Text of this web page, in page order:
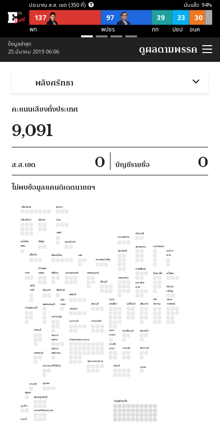
ประมาณ ส.ส. เขต (350 ที่)
137 97 39 33 30
พท พปชร ภท ปชป อนค
ประมาณ ส.ส. บัญชีรายชื่อ (150 ที่)
57 38
ประมาณ ส.ส. พึงมี (500 ที่)
253
นับแล้ว 94%
ข้อมูลล่าสุด
25 มีนาคม 2019 06:06
ดูผลตามพรรค
พลังศรัทธา
คะแนนเสียงทั้งประเทศ
9,091
ส.ส.เขต 0 บัญชีรายชื่อ 0
ไม่พบข้อมูลแคนดิเดตนายกฯ
กรุงเทพมหานคร
ฉะเชิง
เทรา
ชลบุรี
ระยอง จันทบุรี
สระแก้ว
ปราจีนบุรี
ตราด
สมุทร
สาคร
สมุทร
สงคราม
ราชบุรี
กาญจนบุรี
เพชรบุรี
ประจวบคีรีขันธ์
ชุมพร
สุราษฎร์ธานี
นครศรีธรรมราช
กระบี่
พังงา
ภูเก็ต
ระนอง
นครปฐม
สุพรรณบุรี
อยุธยา
อ่าง
ทอง
สิงห์บุรี
นครสวรรค์
พิจิตร เพชรบูรณ์
กำแพง
เพชร
ตาก
สุโขทัย
ลำปาง
พะเยา
ลำพูน
พิษณุโลก
อุตรดิตถ์
แพร่
น่าน
เลย
หนองบัวลำภู
อุดรธานี
สกลนคร นครพนม
กาฬสินธุ์
มุกดา
หาร
หนองคาย
บึงกาฬ
แม่ฮ่อง
สอน
เชียงใหม่
เชียงราย
ชัยนาท
อุทัย
ธานี
สระบุรี
นคร
นายก
นคร
ราชสีมา
บุรีรัมย์ สุรินทร์
ศรี
สะเกษ
อุบล
ราชธานี
อำนาจ
เจริญ
ยโสธร
ร้อยเอ็ด
มหาสาร
คาม
ขอนแก่น
ชัยภูมิ
ลพบุรี
นนทบุรี ปทุมธานี
สมุทรปราการ
บัญชีรายชื่อ